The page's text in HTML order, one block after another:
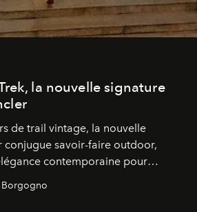
la nouvelle signature
de trail vintage, la nouvelle
conjugue savoir-faire outdoor,
contemporaine pour
du quotidien.
Borgogno